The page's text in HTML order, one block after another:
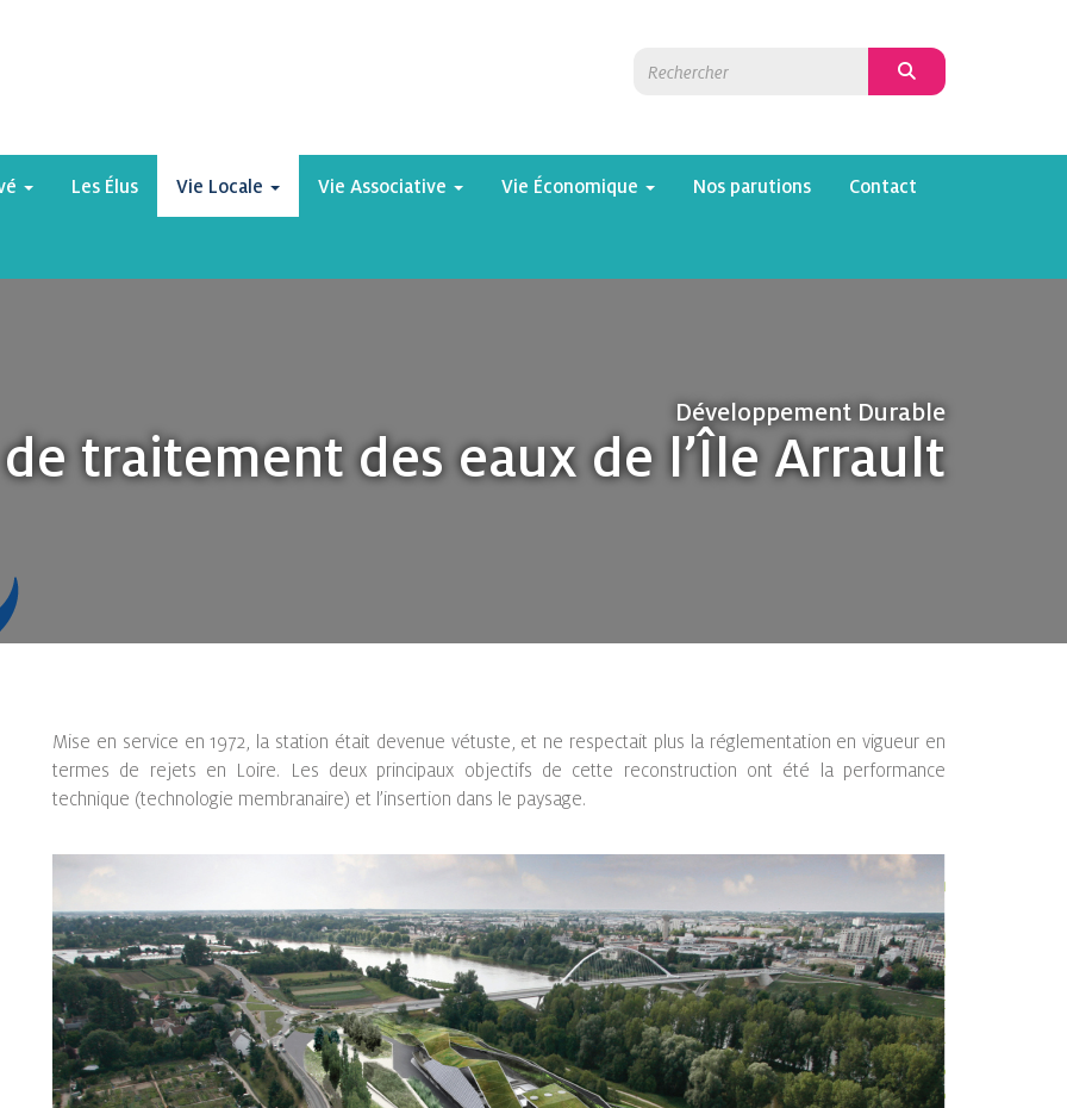
Les Élus Vie Locale Vie Associative Vie Économique Nos parutions Contact
Développement Durable
traitement des eaux de l’Île Arrault
Mise en service en 1972, la station était devenue vétuste, et ne respectait plus la réglementation en vigueur en
termes de rejets en Loire. Les deux principaux objectifs de cette reconstruction ont été la performance
technique (technologie membranaire) et l’insertion dans le paysage.